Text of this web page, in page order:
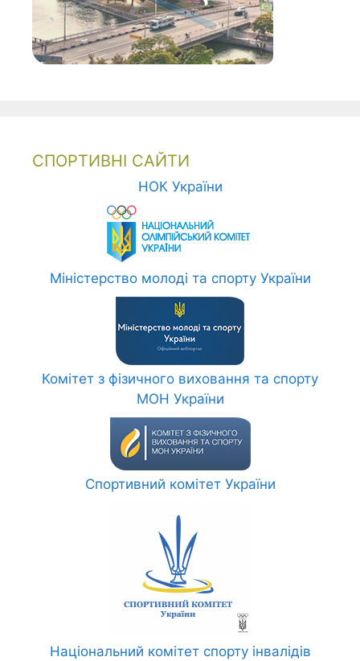
СПОРТИВНІ САЙТИ
НОК України
Міністерство молоді та спорту України
Комітет з фізичного виховання та спорту
МОН України
Спортивний комітет України
Національний комітет спорту інвалідів